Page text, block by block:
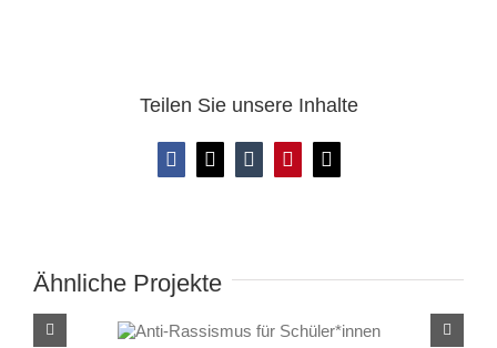
Teilen Sie unsere Inhalte
Facebook
X TumblrPinterest
E-
Ähnliche ProjekteAnti-Rassismus für
Schüler*innen